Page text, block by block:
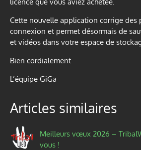
Cette nouvelle application corrige des
connexion et permet désormais de
et vidéos dans votre espace de
Bien cordialement
L’équipe GiGa
Articles similaires
Meilleurs vœux 2026 –
vous !